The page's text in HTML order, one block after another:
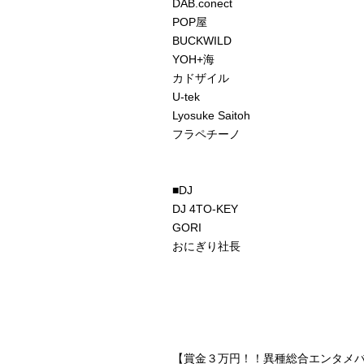
DAB.conect
POP屋
BUCKWILD
YOH+海
カドザイル
U-tek
Lyosuke Saitoh
フラペチーノ
■DJ
DJ 4TO-KEY
GORI
おにぎり社長
【賞金３万円！！異種総合エンタメ